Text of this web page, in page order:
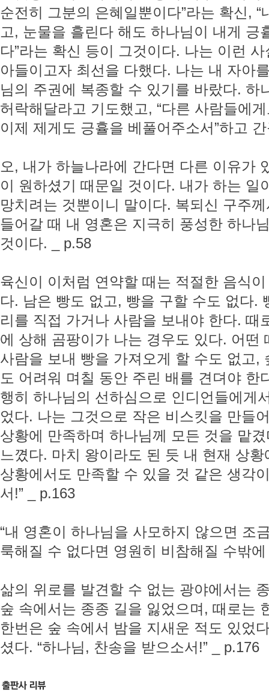
순전히 그분의 은혜일뿐이다”라는 확신,
고, 눈물을 흘린다 해도 하나님이 내게 긍
다”라는 확신 등이 그것이다. 나는 이런
아들이고자 최선을 다했다. 나는 내 자아
님의 주권에 복종할 수 있기를 바랐다. 하
허락해달라고 기도했고, “다른 사람들에
이제 제게도 긍휼을 베풀어주소서”하고
오, 내가 하늘나라에 간다면 다른 이유가
이 원하셨기 때문일 것이다. 내가 하는 일
망치려는 것뿐이니 말이다. 복되신 구주
들어갈 때 내 영혼은 지극히 풍성한 하나
것이다. _ p.58
육신이 이처럼 연약할 때는 적절한 음식
다. 남은 빵도 없고, 빵을 구할 수도 없다.
리를 직접 가거나 사람을 보내야 한다. 때
에 상해 곰팡이가 나는 경우도 있다. 어떤
사람을 보내 빵을 가져오게 할 수도 없고,
도 어려워 며칠 동안 주린 배를 견뎌야 한
행히 하나님의 선하심으로 인디언들에게
었다. 나는 그것으로 작은 비스킷을 만들
상황에 만족하며 하나님께 모든 것을 맡
느꼈다. 마치 왕이라도 된 듯 내 현재 상
상황에서도 만족할 수 있을 것 같은 생각
서!” _ p.163
“내 영혼이 하나님을 사모하지 않으면 조
룩해질 수 없다면 영원히 비참해질 수밖에
삶의 위로를 발견할 수 없는 광야에서는
숲 속에서는 종종 길을 잃었으며, 때로는
한번은 숲 속에서 밤을 지새운 적도 있었
셨다. “하나님, 찬송을 받으소서!” _ p.176